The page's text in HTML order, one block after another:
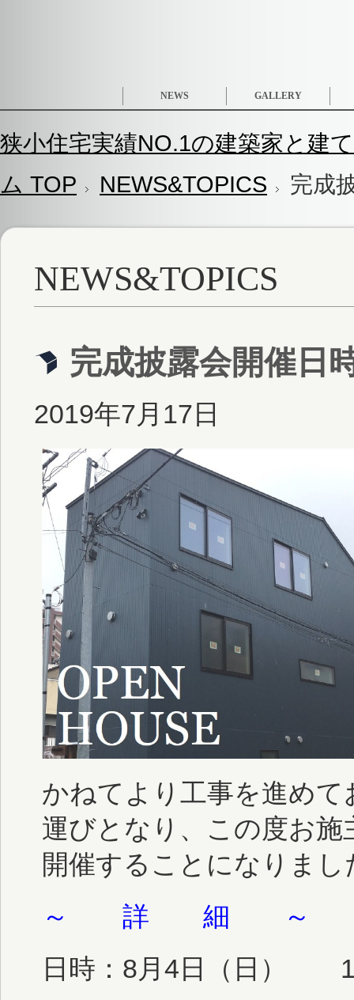
NEWS GALLERY
狭小住宅実績NO.1の建築家と建
ム TOP
NEWS&TOPICS 完成
NEWS&TOPICS
完成披露会開催日
2019年7月17日
かねてより工事を進め
運びとなり、この度お
開催することになりまし
～ 詳 細 ～
日時：8月4日（日）